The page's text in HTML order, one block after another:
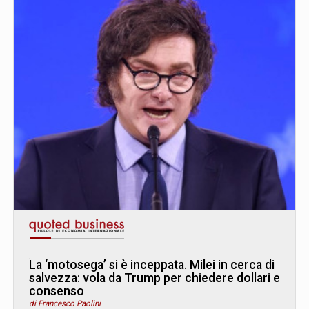
La ‘motosega’ si è inceppata. Milei in cerca di
salvezza: vola da Trump per chiedere dollari e
consenso
di Francesco Paolini